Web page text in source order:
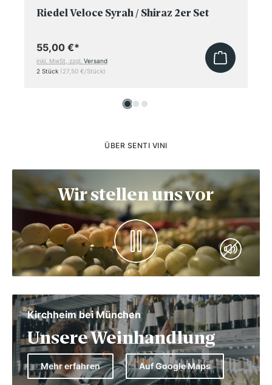
Riedel Veloce Syrah / Shiraz 2er Set
55,00 €*
inkl. MwSt, zzgl. Versand
2 Stück (27,50 €/Stück)
ÜBER SENTI VINI
Wir stellen uns vor
Kirchheim bei München
Unsere Weinhandlung
Mehr erfahren Auf Google Maps